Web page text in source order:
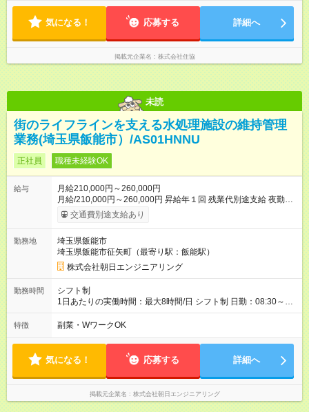
的にサポート。 未経験の方でも安心して成長できる環境です。
【試用期間】試用期間あり 試用期間の長さ：6ヶ月 雇用形態、
給与は本採用時と同じです。 ＜こんな方、大歓迎です＞ □…自
身の努力を正当に評価し、給与として還元してほしい方 □…お客
様にとって本当に有益な提案をしたい方 □…住宅、インテリアに
興味がある方 □…地域密着で長く働きたい方 ＜個人の理解度に
とロープレ（商談練習）で、理解度のチェックやケーススタデ
ィを行 ないます。
気になる！ 応募する 詳細へ
掲載元企業名 株式会社住協
未読
街のライフラインを支える水処理施設の維持管理
業務(埼玉県飯能市）/AS01HNNU
正社員 職種未経験OK
給与
月給210,000円～260,000円
月給/210,000円～260,000円 昇給年１回 残業代別途支給 夜勤割
り増し分別途支給（約10,000円～15,000円程度） 【試用期間】
試用期間なし
交通費別途支給あり
勤務地
埼玉県飯能市
埼玉県飯能市征矢町（最寄り駅：飯能駅）
株式会社朝日エンジニアリング
勤務時間
シフト制
1日あたりの実働時間：最大8時間/日 シフト制 日勤：08:30～
17:30(休憩60分） 夜勤：16:30～09:30（休憩120分） 残業ほぼ
なし
特徴 副業・WワークOK
気になる！ 応募する 詳細へ
掲載元企業名 株式会社朝日エンジニアリング